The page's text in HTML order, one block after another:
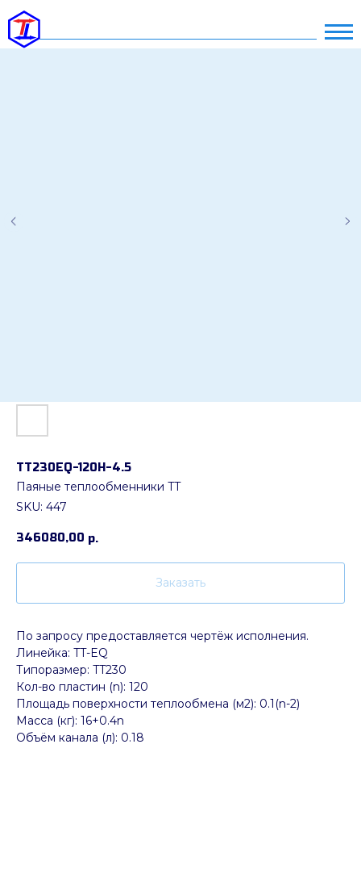
ТТ230EQ-120Н-4.5
Паяные теплообменники TT
SKU: 447
346080,00 р.
Заказать
По запросу предоставляется чертёж исполнения.
Линейка: TT-EQ
Типоразмер: TT230
Кол-во пластин (n): 120
Площадь поверхности теплообмена (м2): 0.1(n-2)
Масса (кг): 16+0.4n
Объём канала (л): 0.18